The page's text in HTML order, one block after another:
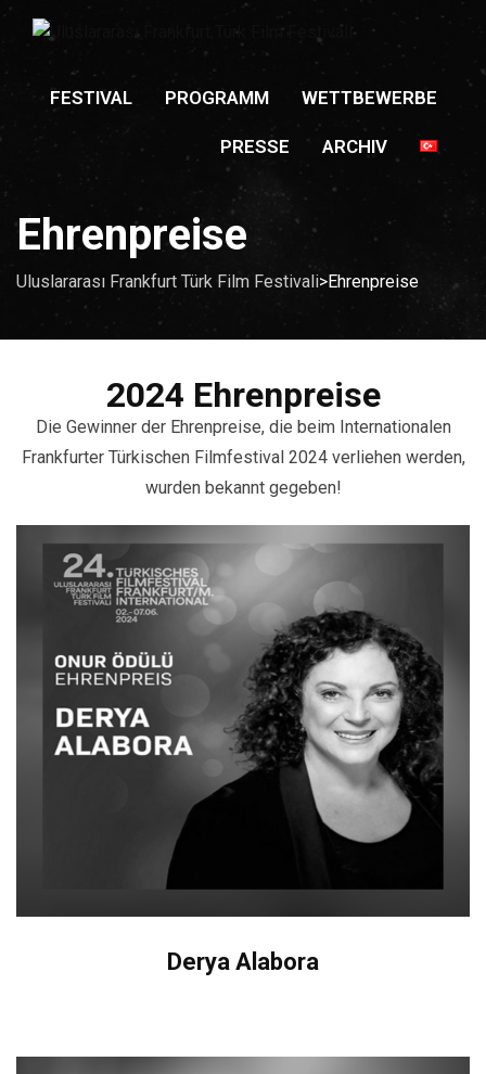
FESTIVAL PROGRAMM WETTBEWERBE
PRESSE ARCHIV
Ehrenpreise
Uluslararası Frankfurt Türk Film Festivali>Ehrenpreise
2024 Ehrenpreise
Die Gewinner der Ehrenpreise, die beim Internationalen
Frankfurter Türkischen Filmfestival 2024 verliehen werden,
wurden bekannt gegeben!
Derya Alabora